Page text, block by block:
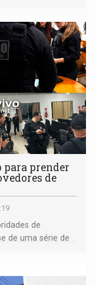
para prender
de
de
de uma série de